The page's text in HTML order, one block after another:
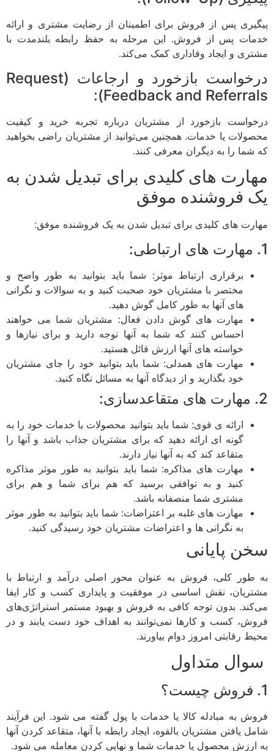
پیگیری پس از فروش برای اطمینان از رضایت مشتری و ارائه
خدمات پس از فروش. این مرحله به حفظ رابطه بلندمدت با
مشتری و ایجاد وفاداری کمک می‌کند.
درخواست بازخورد و ارجاعات (Request
Feedback and Referrals):
درخواست بازخورد از مشتریان درباره تجربه خرید و کیفیت
محصولات یا خدمات. همچنین می‌توانید از مشتریان راضی بخواهید
که شما را به دیگران معرفی کنند.
مهارت های کلیدی برای تبدیل شدن به
یک فروشنده موفق
مهارت های کلیدی برای تبدیل شدن به یک فروشنده موفق:
1. مهارت های ارتباطی:
برقراری ارتباط موثر: شما باید بتوانید به طور واضح و
مختصر با مشتریان خود صحبت کنید و به سوالات و نگرانی
های آنها به طور کامل گوش دهید.
مهارت های گوش دادن فعال: مشتریان شما می خواهند
احساس کنند که شما به آنها توجه دارید و برای نیازها و
خواسته های آنها ارزش قائل هستید.
مهارت های همدلی: شما باید بتوانید خود را جای مشتریان
خود بگذارید و از دیدگاه آنها به مسائل نگاه کنید.
2. مهارت های متقاعدسازی:
ارائه ی قوی: شما باید بتوانید محصولات یا خدمات خود را به
گونه ای ارائه دهید که برای مشتریان جذاب باشد و آنها را
متقاعد کند که به آنها نیاز دارند.
مهارت های مذاکره: شما باید بتوانید به طور موثر مذاکره
کنید و به توافقی برسید که هم برای شما و هم برای
مشتری شما منصفانه باشد.
مهارت های غلبه بر اعتراضات: شما باید بتوانید به طور موثر
به نگرانی ها و اعتراضات مشتریان خود رسیدگی کنید.
سخن پایانی
به طور کلی، فروش به عنوان محور اصلی درآمد و ارتباط با
مشتریان، نقش اساسی در موفقیت و پایداری کسب و کار ایفا
می‌کند. بدون توجه کافی به فروش و بهبود مستمر استراتژی‌های
فروش، کسب و کارها نمی‌توانند به اهداف خود دست یابند و در
محیط رقابتی امروز دوام بیاورند.
سوال متداول
1. فروش چیست؟
فروش به مبادله کالا یا خدمات با پول گفته می شود. این فرآیند
شامل یافتن مشتریان بالقوه، ایجاد رابطه با آنها، متقاعد کردن آنها
به ارزش محصول یا خدمات شما و نهایی کردن معامله می شود.